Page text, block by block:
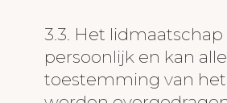
3.3. Het lidmaatschap
persoonlijk en kan
toestemming van